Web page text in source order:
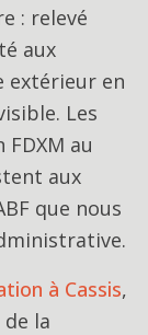
: relevé
aux
extérieur en
Les
au
aux
que nous
à Cassis,
la